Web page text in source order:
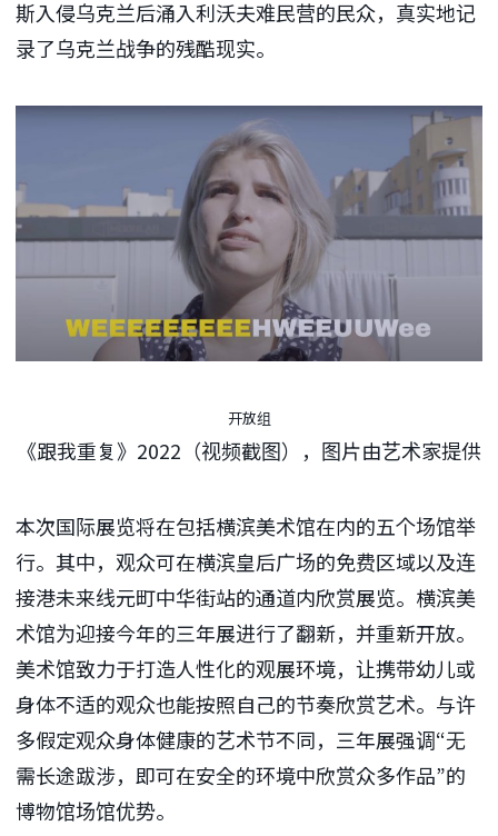
斯入侵乌克兰后涌入利沃夫难民营的民众，真实地记
录了乌克兰战争的残酷现实。
开放组
《跟我重复》2022（视频截图），图片由艺术家提供
本次国际展览将在包括横滨美术馆在内的五个场馆举
行。其中，观众可在横滨皇后广场的免费区域以及连
接港未来线元町中华街站的通道内欣赏展览。横滨美
术馆为迎接今年的三年展进行了翻新，并重新开放。
美术馆致力于打造人性化的观展环境，让携带幼儿或
身体不适的观众也能按照自己的节奏欣赏艺术。与许
多假定观众身体健康的艺术节不同，三年展强调“无
需长途跋涉，即可在安全的环境中欣赏众多作品”的
博物馆场馆优势。